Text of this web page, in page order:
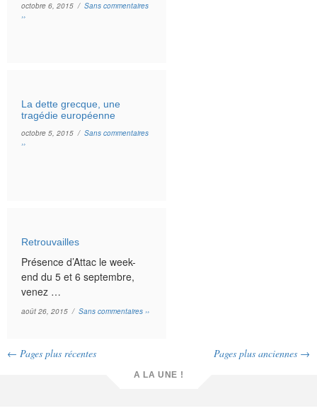
octobre 6, 2015 / Sans commentaires
››
La dette grecque, une
tragédie européenne
octobre 5, 2015 / Sans commentaires
››
Retrouvailles
Présence d’Attac le week-
end du 5 et 6 septembre,
venez …
août 26, 2015 / Sans commentaires ››
Pages plus anciennes →
← Pages plus récentes
A LA UNE !